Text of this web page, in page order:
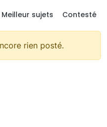
Meilleur sujets Contesté
rien posté.